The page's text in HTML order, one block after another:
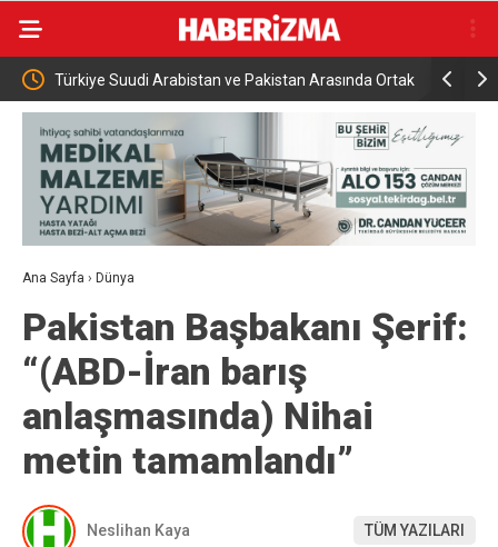
Türkiye Suudi Arabistan ve Pakistan Arasında Ortak
Savunma Anlaşması
Rusya
saldırısı
Ana Sayfa › Dünya
Pakistan Başbakanı Şerif:
“(ABD-İran barış
anlaşmasında) Nihai
metin tamamlandı”
Neslihan Kaya TÜM YAZILARI